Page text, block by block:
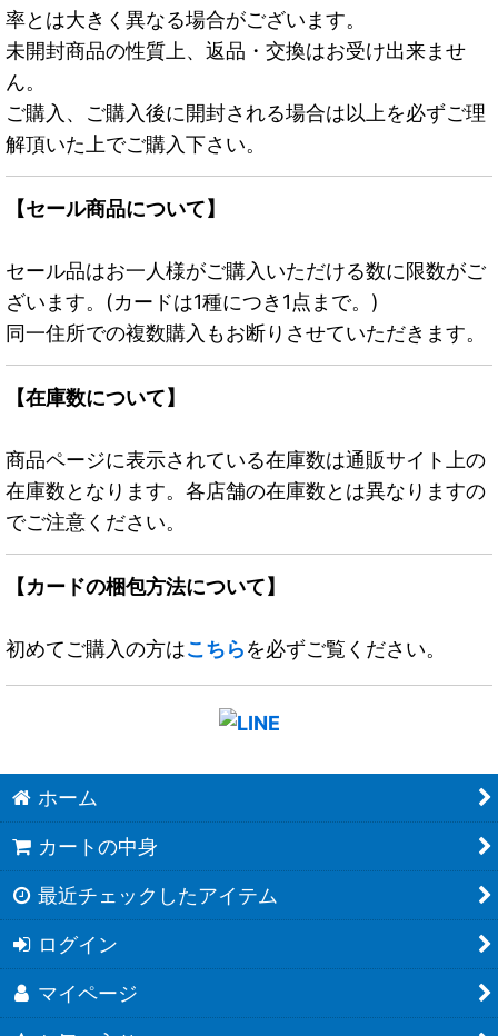
率とは大きく異なる場合がございます。
未開封商品の性質上、返品・交換はお受け出来ませ
ん。
ご購入、ご購入後に開封される場合は以上を必ずご理
解頂いた上でご購入下さい。
【セール商品について】
セール品はお一人様がご購入いただける数に限数がご
ざいます。(カードは1種につき1点まで。)
同一住所での複数購入もお断りさせていただきます。
【在庫数について】
商品ページに表示されている在庫数は通販サイト上の
在庫数となります。各店舗の在庫数とは異なりますの
でご注意ください。
【カードの梱包方法について】
初めてご購入の方はこちらを必ずご覧ください。
ホーム
カートの中身
最近チェックしたアイテム
ログイン
マイページ